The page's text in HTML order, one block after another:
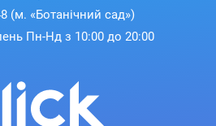
(м. «Ботанічний сад»)
Пн-Нд з 10:00 до 20:00